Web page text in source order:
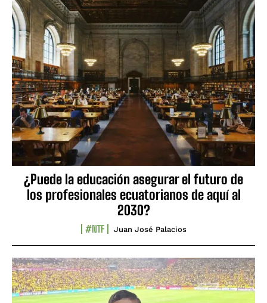
¿Puede la educación asegurar el futuro de
los profesionales ecuatorianos de aquí al
2030?
#NTF Juan José Palacios